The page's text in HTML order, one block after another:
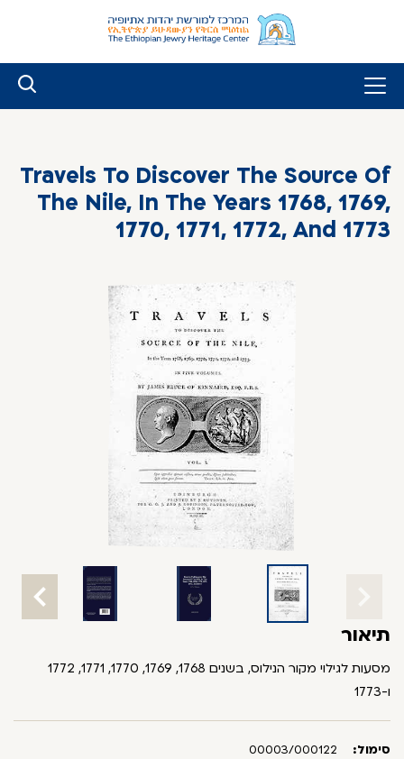
Travels To Discover The Source Of
The Nile, In The Years 1768, 1769,
1770, 1771, 1772, And 1773
תיאור
מסעות לגילוי מקור הנילוס, בשנים 1768, 1769, 1770, 1771, 1772
ו-1773
סימול: